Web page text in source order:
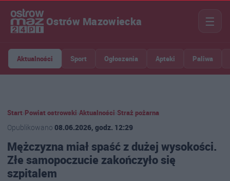
Ostrów Mazowiecka ☰
Aktualności Sport Ogłoszenia Apteki Paliwa
Start Powiat ostrowski Aktualności Straż pożarna
Opublikowano 08.06.2026, godz. 12:29
Mężczyzna miał spaść z dużej wysokości.
Złe samopoczucie zakończyło się
szpitalem